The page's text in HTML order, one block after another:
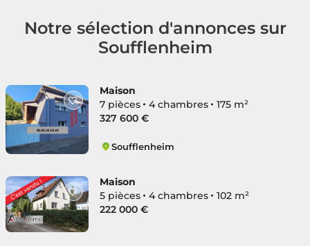
Notre sélection d'annonces sur
Soufflenheim
Maison
7 pièces
4 chambres
175 m²
327 600 €
Soufflenheim
Maison
5 pièces
4 chambres
102 m²
222 000 €